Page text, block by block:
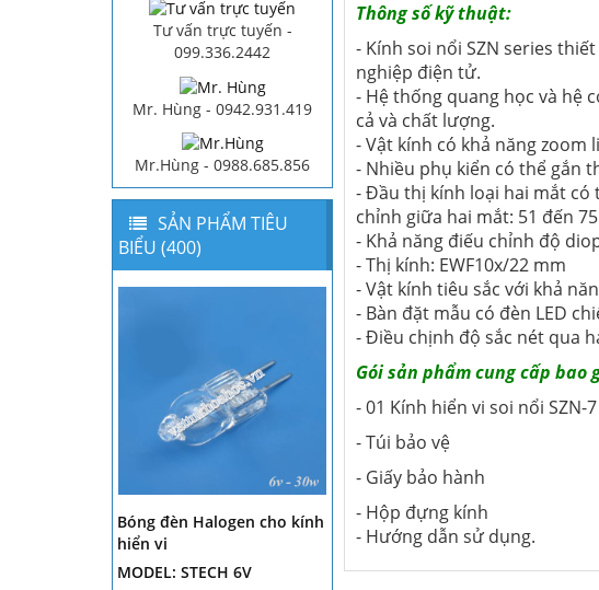
Thông số kỹ thuật:
- Kính soi nổi SZN series
nghiệp điện tử.
- Hệ thống quang học và hệ
cả và chất lượng.
- Vật kính có khả năng
- Nhiều phụ kiển có thể gắn
- Đầu thị kính loại hai mắt có
chỉnh giữa hai mắt: 51 đến
- Khả năng điếu chỉnh độ
- Thị kính: EWF10x/22 mm
- Vật kính tiêu sắc với khả
- Bàn đặt mẫu có đèn LED
- Điều chịnh độ sắc nét qua
Gói sản phẩm cung cấp bao
- 01 Kính hiển vi soi nổi SZN-7
- Túi bảo vệ
- Giấy bảo hành
- Hộp đựng kính
- Hướng dẫn sử dụng.
Tư vấn trực tuyến -
099.336.2442
Mr. Hùng - 0942.931.419
Mr.Hùng - 0988.685.856
SẢN PHẨM TIÊU
BIỂU (400)
Bóng đèn Halogen cho kính
hiển vi
MODEL: STECH 6V